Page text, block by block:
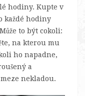
hodiny. Kupte v
každé hodiny
to být cokoli:
na kterou mu
ho napadne,
a
nekladou.